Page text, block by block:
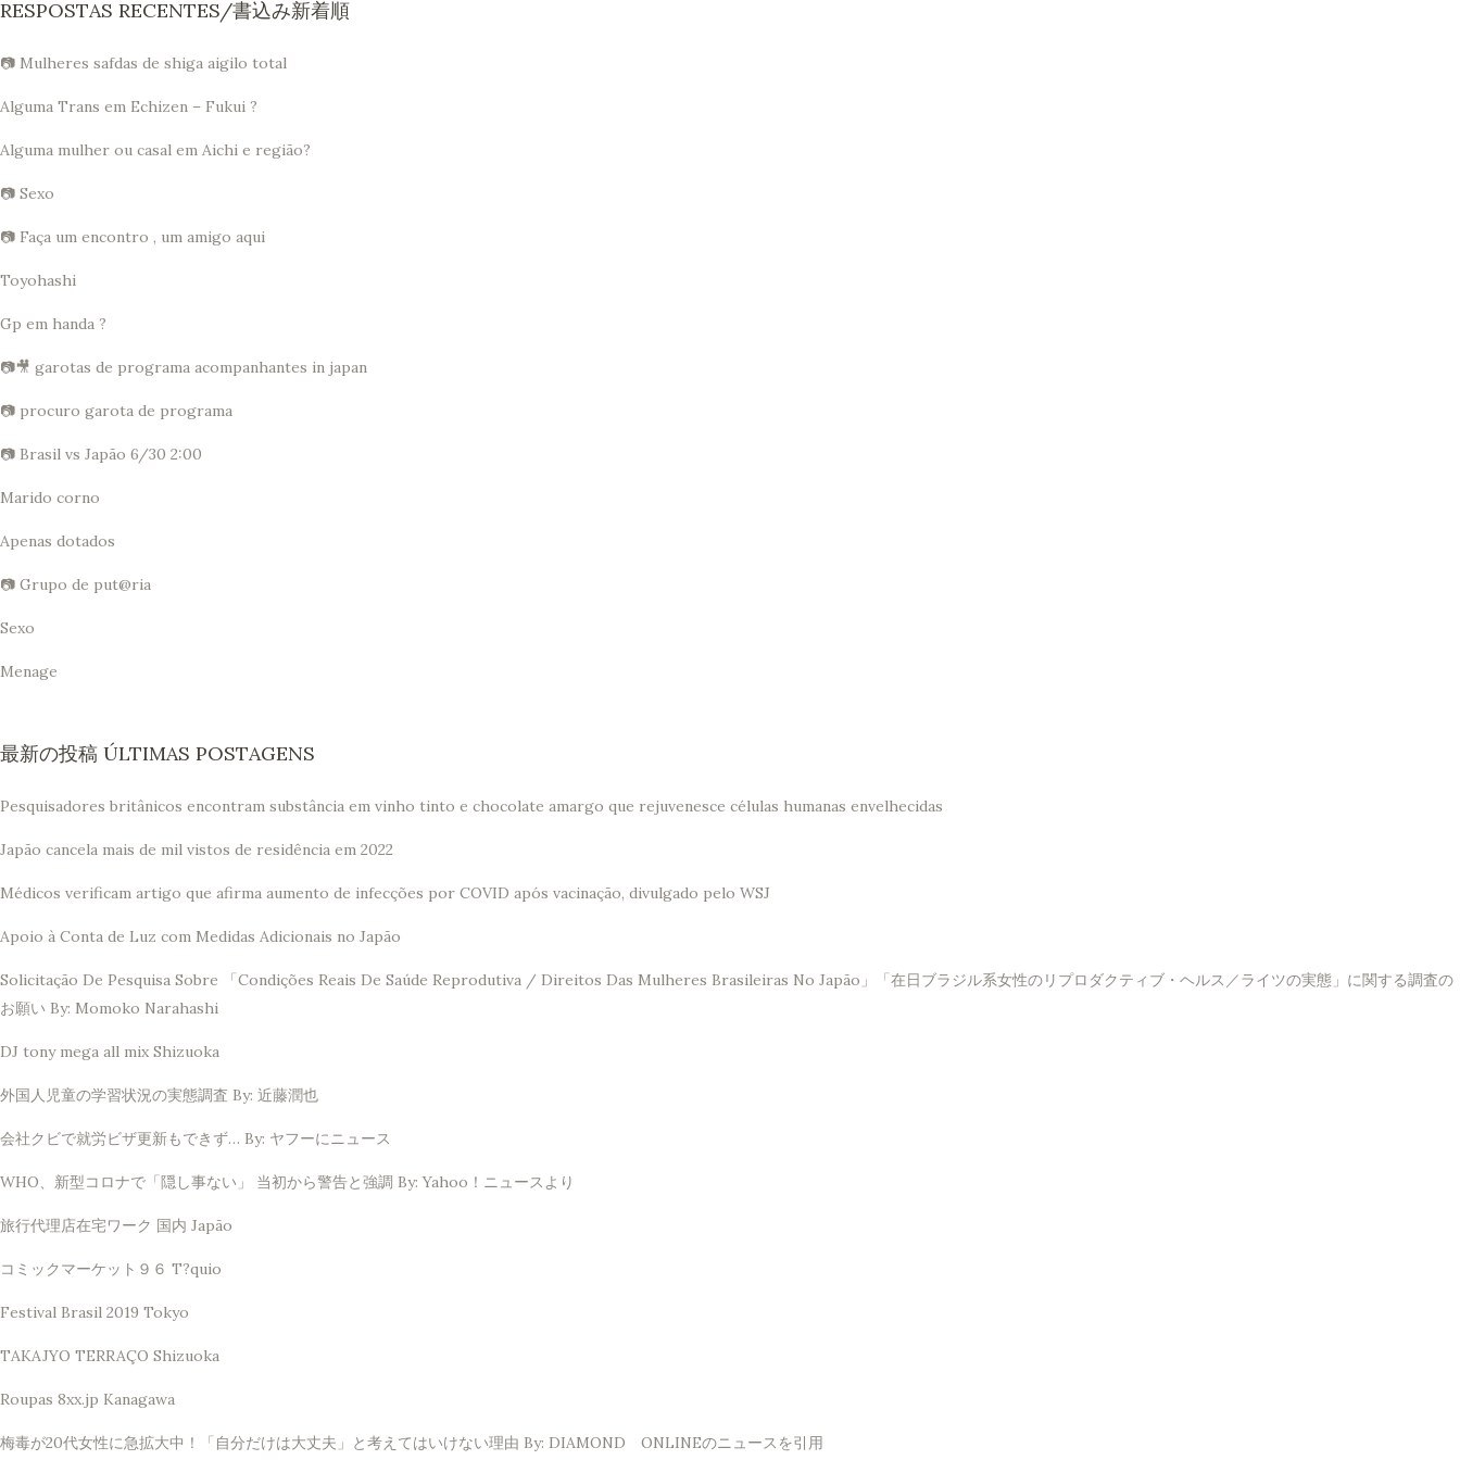
RESPOSTAS RECENTES/書込み新着順
📷 Mulheres safdas de shiga aigilo total
Alguma Trans em Echizen – Fukui ?
Alguma mulher ou casal em Aichi e região?
📷 Sexo
📷 Faça um encontro , um amigo aqui
Toyohashi
Gp em handa ?
📷🎥 garotas de programa acompanhantes in japan
📷 procuro garota de programa
📷 Brasil vs Japão 6/30 2:00
Marido corno
Apenas dotados
📷 Grupo de put@ria
Sexo
Menage
最新の投稿 ÚLTIMAS POSTAGENS
Pesquisadores britânicos encontram substância em vinho tinto e chocolate amargo que rejuvenesce células humanas envelhecidas
Japão cancela mais de mil vistos de residência em 2022
Médicos verificam artigo que afirma aumento de infecções por COVID após vacinação, divulgado pelo WSJ
Apoio à Conta de Luz com Medidas Adicionais no Japão
Solicitação De Pesquisa Sobre 「Condições Reais De Saúde Reprodutiva / Direitos Das Mulheres Brasileiras No Japão」「在日ブラジル系女性のリプロダクティブ・ヘルス／ライツの実態」に関する調査の
お願い By: Momoko Narahashi
DJ tony mega all mix Shizuoka
外国人児童の学習状況の実態調査 By: 近藤潤也
会社クビで就労ビザ更新もできず… By: ヤフーにニュース
WHO、新型コロナで「隠し事ない」 当初から警告と強調 By: Yahoo！ニュースより
旅行代理店在宅ワーク 国内 Japão
コミックマーケット９６ T?quio
Festival Brasil 2019 Tokyo
TAKAJYO TERRAÇO Shizuoka
Roupas 8xx.jp Kanagawa
梅毒が20代女性に急拡大中！「自分だけは大丈夫」と考えてはいけない理由 By: DIAMOND ONLINEのニュースを引用